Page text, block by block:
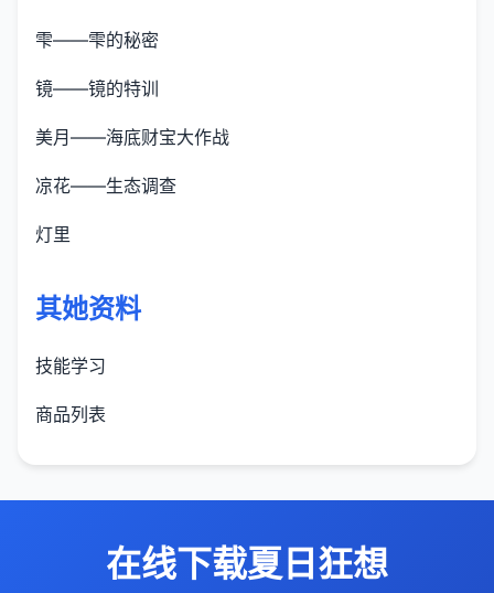
雫——雫的秘密
镜——镜的特训
美月——海底财宝大作战
凉花——生态调查
灯里
其她资料
技能学习
商品列表
在线下载夏日狂想